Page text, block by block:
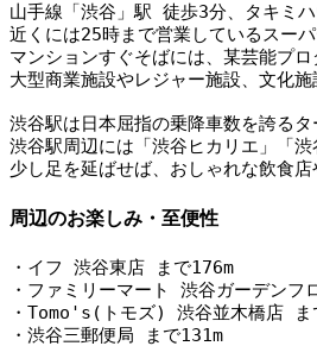
山手線「渋谷」駅 徒歩3分、タキミ
近くには25時まで営業しているスー
マンションすぐそばには、某芸能プ
大型商業施設やレジャー施設、文化
渋谷駅は日本屈指の乗降車数を誇る
渋谷駅周辺には「渋谷ヒカリエ」「
少し足を延ばせば、おしゃれな飲食
周辺のお楽しみ・至便性
・イフ 渋谷東店 まで176m
・ファミリーマート 渋谷ガーデンフ
・Tomo's(トモズ) 渋谷並木橋店 ま
・渋谷三郵便局 まで131m